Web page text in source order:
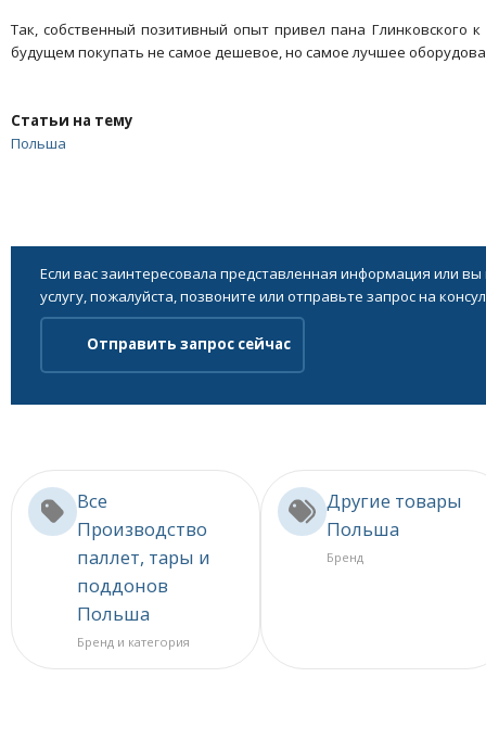
Так, собственный позитивный опыт привел пана
будущем покупать не самое дешевое, но самое лучшее
Статьи на тему
Польша
Если вас заинтересовала представленная информация или
услугу, пожалуйста, позвоните или отправьте запрос на
Отправить запрос сейчас
Все
Производство
паллет, тары и
поддонов
Польша
Бренд и категория
Другие товары
Польша
Бренд